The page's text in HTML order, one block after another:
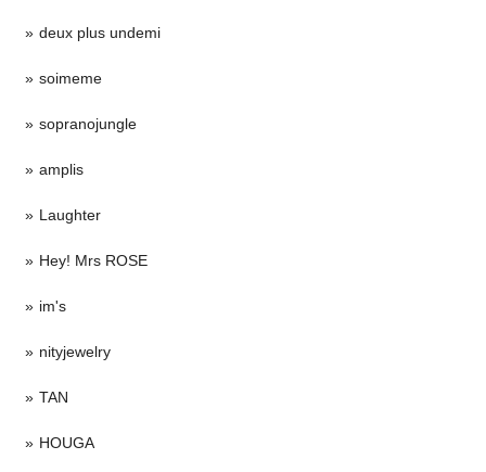
deux plus undemi
soimeme
sopranojungle
amplis
Laughter
Hey! Mrs ROSE
im's
nityjewelry
TAN
HOUGA